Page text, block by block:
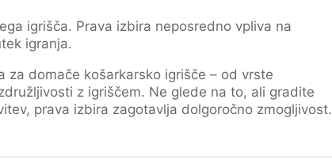
igrišča. Prava izbira neposredno vpliva na
igranja.
za domače košarkarsko igrišče – od vrste
z igriščem. Ne glede na to, ali gradite
prava izbira zagotavlja dolgoročno zmogljivost.